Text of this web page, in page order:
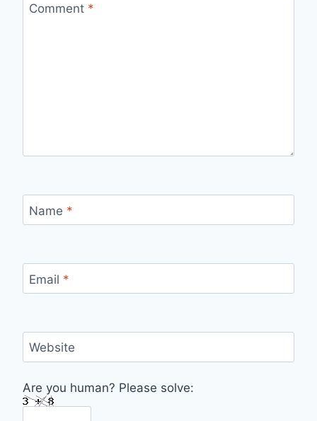
Comment *
Name *
Email *
Website
Are you human? Please solve: